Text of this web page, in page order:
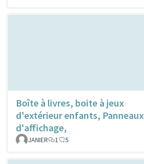
Boîte à livres, boite à jeux
d'extérieur enfants, Panneaux
d'affichage,
JANIER 1 5